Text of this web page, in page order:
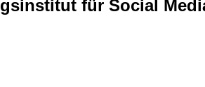
für Social